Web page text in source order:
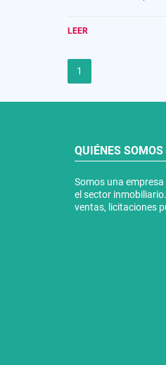
LEER
1
QUIÉNES SOMOS
Somos una
el sector
ventas, licitaciones